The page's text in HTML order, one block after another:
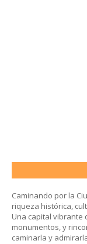
Caminando por la
riqueza histórica,
Una capital vibrante
monumentos, y
caminarla y